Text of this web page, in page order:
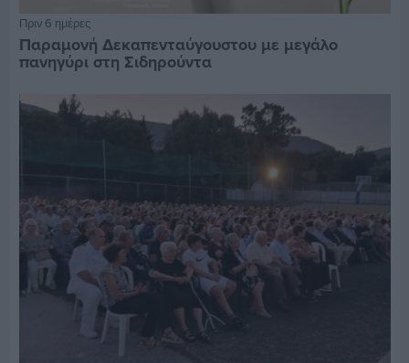
Πριν 6 ημέρες
Παραμονή Δεκαπενταύγουστου με μεγάλο
πανηγύρι στη Σιδηρούντα